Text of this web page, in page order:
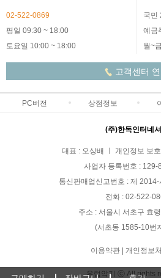
02-522-0869
평일 09:30 ~ 18:00
토요일 10:00 ~ 18:00
국민
예금
월~
고객센터 연
PC버전 상점정보
(주)한독인터네
대표 : 오상배 ㅣ 개인정보 보
사업자 등록번호 : 129-
통신판매업신고번호 : 제
전화 : 02-522-
주소 : 서울시 서초구 효
(서초동 1585-10번
이용약관| 개인정보
유럽악기 ⓒ All rights